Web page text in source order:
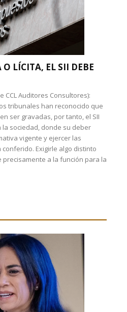
LÍCITA, EL SII DEBE
CCL Auditores Consultores):
tribunales han reconocido que
ser gravadas, por tanto, el SII
la sociedad, donde su deber
vigente y ejercer las
Exigirle algo distinto
a la función para la